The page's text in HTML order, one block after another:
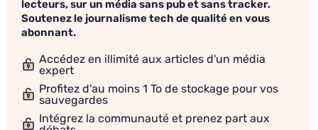
lecteurs, sur un média sans pub et sans tracker.
Soutenez le journalisme tech de qualité en vous
abonnant.
Accédez en illimité aux articles d'un média
expert
Profitez d'au moins 1 To de stockage pour vos
sauvegardes
Intégrez la communauté et prenez part aux